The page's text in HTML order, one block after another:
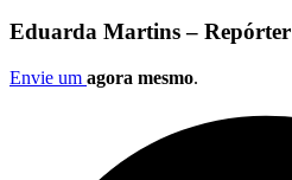
Eduarda Martins – Repórter
Envie um agora mesmo.